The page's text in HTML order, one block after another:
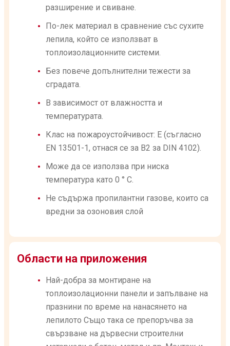
разширение и свиване.
По-лек материал в сравнение със сухите
лепила, който се използват в
топлоизолационните системи.
Без повече допълнителни тежести за
сградата.
В зависимост от влажността и
температурата.
Клас на пожароустойчивост: E (съгласно
EN 13501-1, отнася се за B2 за DIN 4102).
Може да се използва при ниска
температура като 0 ° C.
Не съдържа пропилантни газове, които са
вредни за озоновия слой
Области на приложения
Най-добра за монтиране на
топлоизолационни панели и запълване на
празнини по време на нанасянето на
лепилото Също така се препоръчва за
свързване на дървесни строителни